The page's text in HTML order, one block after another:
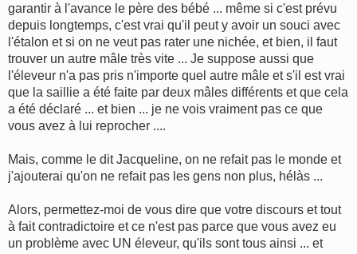
garantir à l'avance le père des bébé ... même si c'est prévu
depuis longtemps, c'est vrai qu'il peut y avoir un souci avec
l'étalon et si on ne veut pas rater une nichée, et bien, il faut
trouver un autre mâle très vite ... Je suppose aussi que
l'éleveur n'a pas pris n'importe quel autre mâle et s'il est vrai
que la saillie a été faite par deux mâles différents et que cela
a été déclaré ... et bien ... je ne vois vraiment pas ce que
vous avez à lui reprocher ....
Mais, comme le dit Jacqueline, on ne refait pas le monde et
j'ajouterai qu'on ne refait pas les gens non plus, hélàs ...
Alors, permettez-moi de vous dire que votre discours et tout
à fait contradictoire et ce n'est pas parce que vous avez eu
un problème avec UN éleveur, qu'ils sont tous ainsi ... et